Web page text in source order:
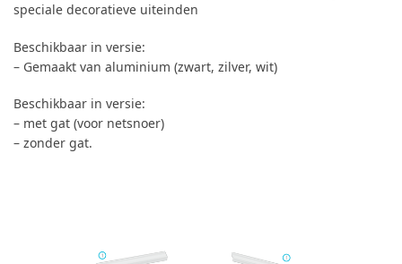
speciale decoratieve uiteinden
Beschikbaar in versie:
– Gemaakt van aluminium (zwart, zilver, wit)
Beschikbaar in versie:
– met gat (voor netsnoer)
– zonder gat.